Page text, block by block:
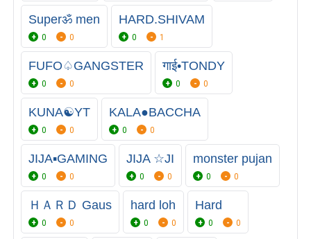
Superॐ men
0 0
HARD.SHIVAM
0 1
FUFO♤GANGSTER
0 0
गाई•TONDY
0 0
KUNA☯️YT
0 0
KALA●BACCHA
0 0
JIJA▪︎GAMING
0 0
JIJA ☆JI
0 0
monster pujan
0 0
ＨＡＲＤ Gaus
0 0
hard loh
0 0
Hard
0 0